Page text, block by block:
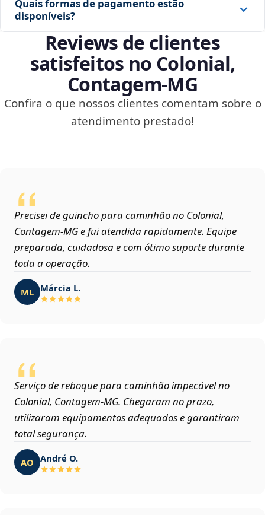
Quais formas de pagamento estão
disponíveis?
Reviews de clientes
satisfeitos no Colonial,
Contagem‑MG
Confira o que nossos clientes comentam sobre o
atendimento prestado!
Precisei de guincho para caminhão no Colonial,
Contagem‑MG e fui atendida rapidamente. Equipe
preparada, cuidadosa e com ótimo suporte durante
toda a operação.
ML Márcia L.
Serviço de reboque para caminhão impecável no
Colonial, Contagem‑MG. Chegaram no prazo,
utilizaram equipamentos adequados e garantiram
total segurança.
AO André O.